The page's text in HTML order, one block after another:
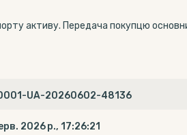
активу. Передача покупцю
UA-20260602-48136
2026 р., 17:26:21